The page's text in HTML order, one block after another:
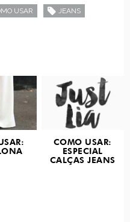
USAR JEANS
COMO USAR:
ESPECIAL
CALÇAS JEANS